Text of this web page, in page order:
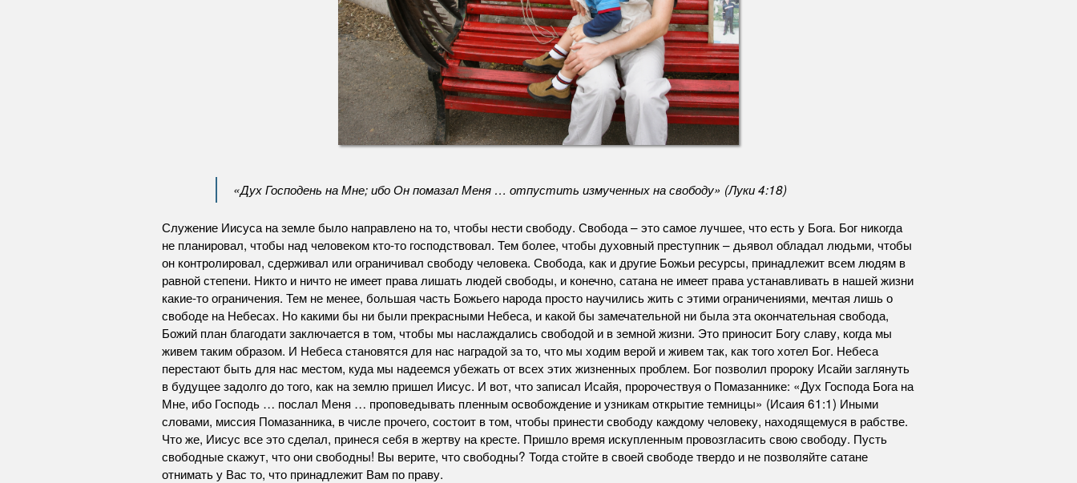
«Дух Господень на Мне; ибо Он помазал Меня … отпустить измученных на свободу» (Луки 4:18)
Служение Иисуса на земле было направлено на то, чтобы нести свободу. Свобода – это самое лучшее, что есть у Бога. Бог никогда
не планировал, чтобы над человеком кто-то господствовал. Тем более, чтобы духовный преступник – дьявол обладал людьми, чтобы
он контролировал, сдерживал или ограничивал свободу человека. Свобода, как и другие Божьи ресурсы, принадлежит всем людям в
равной степени. Никто и ничто не имеет права лишать людей свободы, и конечно, сатана не имеет права устанавливать в нашей жизни
какие-то ограничения. Тем не менее, большая часть Божьего народа просто научились жить с этими ограничениями, мечтая лишь о
свободе на Небесах. Но какими бы ни были прекрасными Небеса, и какой бы замечательной ни была эта окончательная свобода,
Божий план благодати заключается в том, чтобы мы наслаждались свободой и в земной жизни. Это приносит Богу славу, когда мы
живем таким образом. И Небеса становятся для нас наградой за то, что мы ходим верой и живем так, как того хотел Бог. Небеса
перестают быть для нас местом, куда мы надеемся убежать от всех этих жизненных проблем. Бог позволил пророку Исайи заглянуть
в будущее задолго до того, как на землю пришел Иисус. И вот, что записал Исайя, пророчествуя о Помазаннике: «Дух Господа Бога на
Мне, ибо Господь … послал Меня … проповедывать пленным освобождение и узникам открытие темницы» (Исаия 61:1) Иными
словами, миссия Помазанника, в числе прочего, состоит в том, чтобы принести свободу каждому человеку, находящемуся в рабстве.
Что же, Иисус все это сделал, принеся себя в жертву на кресте. Пришло время искупленным провозгласить свою свободу. Пусть
свободные скажут, что они свободны! Вы верите, что свободны? Тогда стойте в своей свободе твердо и не позволяйте сатане
отнимать у Вас то, что принадлежит Вам по праву.